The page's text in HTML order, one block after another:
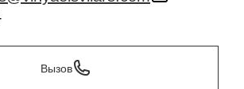
Вызов